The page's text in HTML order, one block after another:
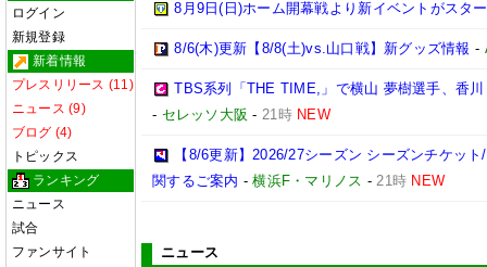
ログイン
新規登録
新着情報
プレスリリース (11)
ニュース (9)
ブログ (4)
トピックス
ランキング
ニュース
試合
ファンサイト
8月9日(日)ホーム開幕戦より新イベントがスタ
8/6(木)更新【8/8(土)vs.山口戦】新グッズ情報 -
TBS系列「THE TIME,」で横山 夢樹選手、香
- セレッソ大阪 - 21時 NEW
【8/6更新】2026/27シーズン シーズンチケッ
関するご案内 -横浜F・マリノス -21時 NEW
ニュース